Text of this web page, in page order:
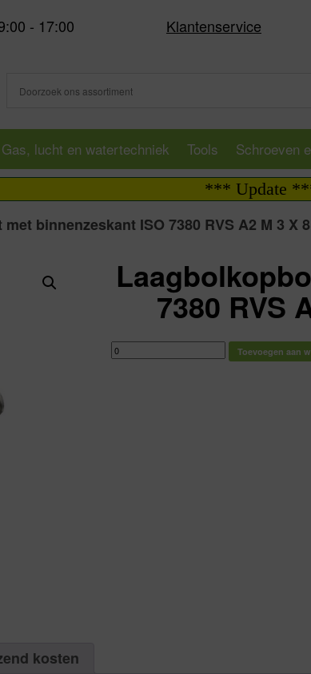
- 17:00 Klantenservice
Gas, lucht en watertechniek Tools Schroeven
*** Update *** |
binnenzeskant ISO 7380 RVS A2 M 3 X
7380 RVS
Laagbolkopbout
met
binnenzeskant
Toevoegen aan
kosten